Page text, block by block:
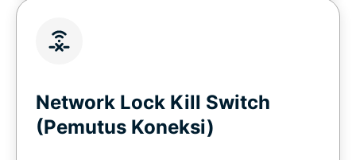
Network Lock Kill Switch
(Pemutus Koneksi)